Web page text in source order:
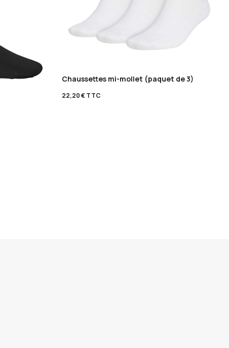
Chaussettes mi-mollet (paquet de 3)
22,20€TTC